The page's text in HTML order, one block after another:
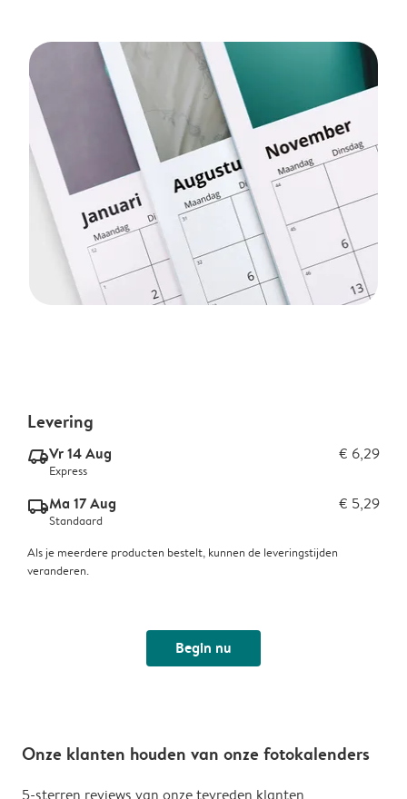
Levering
delivery_express_v2Vr 14 Aug € 6,29
Express
delivery_standard_v2Ma 17 Aug € 5,29
Standaard
Als je meerdere producten bestelt, kunnen de leveringstijden
veranderen.
Begin nu
Onze klanten houden van onze fotokalenders
5-sterren reviews van onze tevreden klanten